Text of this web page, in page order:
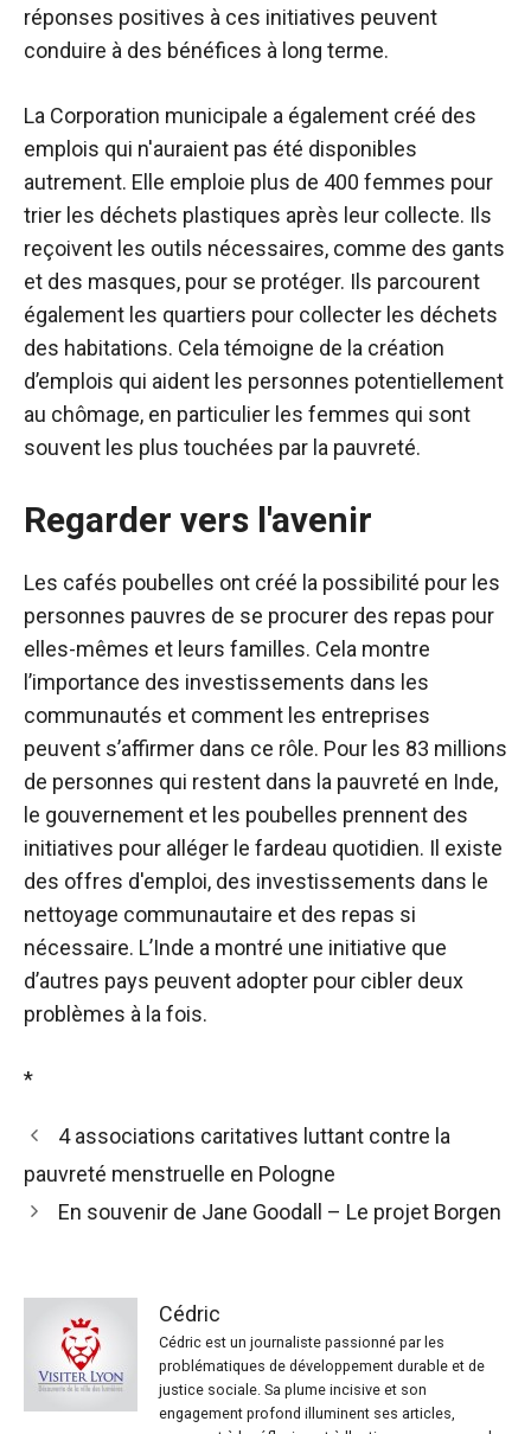
réponses positives à ces initiatives peuvent
conduire à des bénéfices à long terme.
La Corporation municipale a également créé des
emplois qui n'auraient pas été disponibles
autrement. Elle emploie plus de 400 femmes pour
trier les déchets plastiques après leur collecte. Ils
reçoivent les outils nécessaires, comme des gants
et des masques, pour se protéger. Ils parcourent
également les quartiers pour collecter les déchets
des habitations. Cela témoigne de la création
d’emplois qui aident les personnes potentiellement
au chômage, en particulier les femmes qui sont
souvent les plus touchées par la pauvreté.
Regarder vers l'avenir
Les cafés poubelles ont créé la possibilité pour les
personnes pauvres de se procurer des repas pour
elles-mêmes et leurs familles. Cela montre
l’importance des investissements dans les
communautés et comment les entreprises
peuvent s’affirmer dans ce rôle. Pour les 83 millions
de personnes qui restent dans la pauvreté en Inde,
le gouvernement et les poubelles prennent des
initiatives pour alléger le fardeau quotidien. Il existe
des offres d'emploi, des investissements dans le
nettoyage communautaire et des repas si
nécessaire. L’Inde a montré une initiative que
d’autres pays peuvent adopter pour cibler deux
problèmes à la fois.
*
4 associations caritatives luttant contre la
pauvreté menstruelle en Pologne
En souvenir de Jane Goodall – Le projet Borgen
Cédric
Cédric est un journaliste passionné par les
problématiques de développement durable et de
justice sociale. Sa plume incisive et son
engagement profond illuminent ses articles,